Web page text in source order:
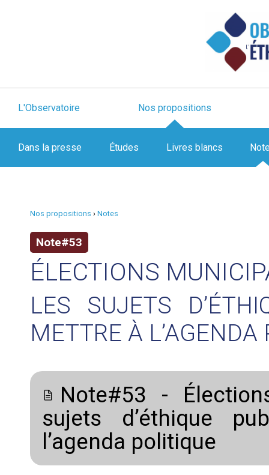
L'Observatoire Nos propositions
Dans la presse Études Livres blancs
Nos propositions › Notes
Note#53
ÉLECTIONS
LES SUJETS
METTRE À L’AGENDA
Note#53 -
sujets d’éthique
l’agenda politique